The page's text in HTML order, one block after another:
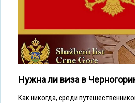
Нужна ли виза в
Как никогда, среди